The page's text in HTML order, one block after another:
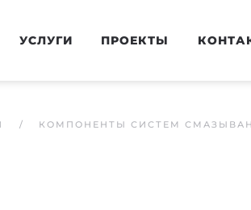
УСЛУГИ ПРОЕКТЫ
КОМПОНЕНТЫ СИСТЕМ